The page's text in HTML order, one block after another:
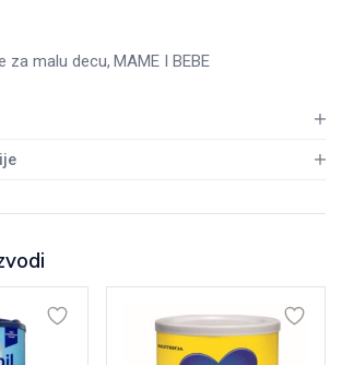
za malu decu MAME I BEBE